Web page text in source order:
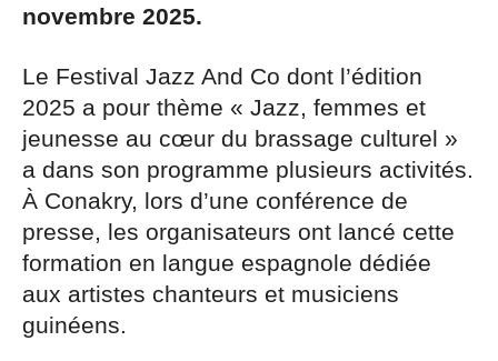
novembre 2025.
Le Festival Jazz And Co dont l’édition
2025 a pour thème « Jazz, femmes et
jeunesse au cœur du brassage culturel »
a dans son programme plusieurs activités.
À Conakry, lors d’une conférence de
presse, les organisateurs ont lancé cette
formation en langue espagnole dédiée
aux artistes chanteurs et musiciens
guinéens.